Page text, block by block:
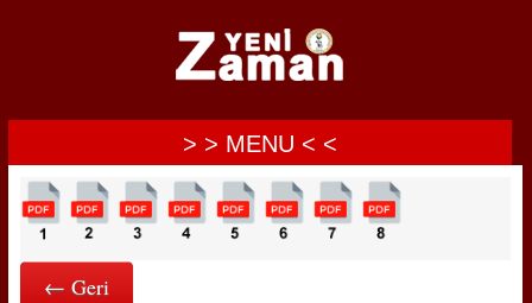
> > MENU < <
← Geri